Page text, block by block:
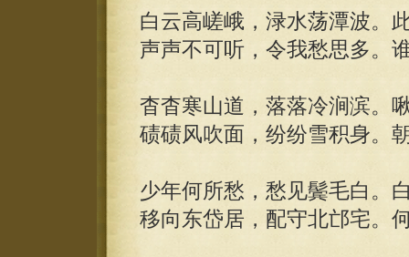
白云高嵯峨，渌水荡潭波。
声声不可听，令我愁思多。
杳杳寒山道，落落冷涧滨。
碛碛风吹面，纷纷雪积身。
少年何所愁，愁见鬓毛白。
移向东岱居，配守北邙宅。